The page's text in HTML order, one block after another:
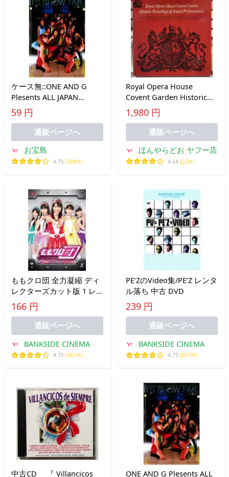
ケース無::ONE AND G
Plesents ALL JAPAN
REGGAE DANCERS IT’s
SHOW TIME 6 中古 DVD
59 円
通販ページへ
お宝島
4.75 (394件)
Royal Opera House
Covent Garden Historic
Recordings of Actual
Performances 【中古LPレ
コード】 3枚組 イギリス
盤 RLS 742
1,980 円
通販ページへ
ほんやらどお ヤフー店
4.64 (22件)
ももクロ団 全力凝縮 ディ
レクターズカット版 1 レ
ンタル落ち 中古 DVD
166 円
通販ページへ
BANKSIDE CINEMA
4.75 (267件)
PE’ZのVideo集/PE’Z レンタ
ル落ち 中古 DVD
239 円
通販ページへ
BANKSIDE CINEMA
4.75 (267件)
中古CD 『 Villancicos ONE AND G Plesents ALL